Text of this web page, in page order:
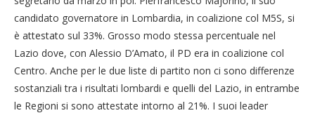
candidato governatore in Lombardia, in coalizione col M5S, si
è attestato sul 33%. Grosso modo stessa percentuale nel
Lazio dove, con Alessio D’Amato, il PD era in coalizione col
Centro. Anche per le due liste di partito non ci sono differenze
sostanziali tra i risultati lombardi e quelli del Lazio, in entrambe
le Regioni si sono attestate intorno al 21%. I suoi leader